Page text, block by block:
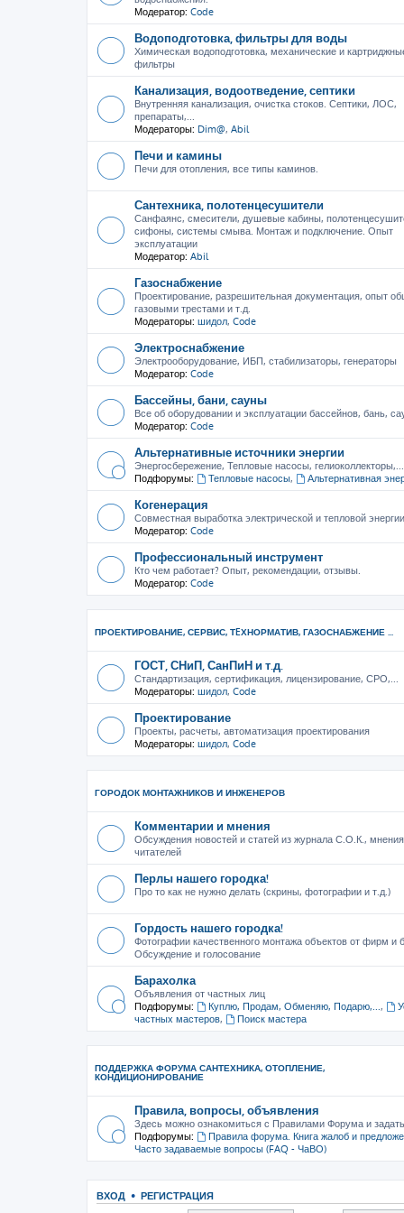
Модератор: Code
Водоподготовка, фильтры для воды
Химическая водоподготовка, механические и
фильтры
Канализация, водоотведение, септики
Внутренняя канализация, очистка стоков. Септики, ЛОС,
препараты,...
Модераторы: Dim@, Abil
Печи и камины
Печи для отопления, все типы каминов.
Сантехника, полотенцесушители
Санфаянс, смесители, душевые кабины,
сифоны, системы смыва. Монтаж и подключение. Опыт
эксплуатации
Модератор: Abil
Газоснабжение
Проектирование, разрешительная документация, опыт
газовыми трестами и т.д.
Модераторы: шидол, Code
Электроснабжение
Электрооборудование, ИБП, стабилизаторы, генераторы
Модератор: Code
Бассейны, бани, сауны
Все об оборудовании и эксплуатации бассейнов, бань,
Модератор: Code
Альтернативные источники энергии
Энергосбережение, Тепловые насосы, гелиоколлекторы,...
Подфорумы:
Тепловые насосы, Альтернативная
Когенерация
Совместная выработка электрической и тепловой энергии
Модератор: Code
Профессиональный инструмент
Кто чем работает? Опыт, рекомендации, отзывы.
Модератор: Code
ПРОЕКТИРОВАНИЕ, СЕРВИС, ТEХНОРМАТИВ, ГАЗОСНАБЖЕНИЕ ...
ГОСТ, СНиП, СанПиН и т.д.
Стандартизация, сертификация, лицензирование, СРО,...
Модераторы: шидол, Code
Проектирование
Проекты, расчеты, автоматизация проектирования
Модераторы: шидол, Code
ГОРОДОК МОНТАЖНИКОВ И ИНЖЕНЕРОВ
Комментарии и мнения
Обсуждения новостей и статей из журнала С.О.К., мнения
читателей
Перлы нашего городка!
Про то как не нужно делать (скрины, фотографии и т.д.)
Гордость нашего городка!
Фотографии качественного монтажа объектов от фирм и
Обсуждение и голосование
Барахолка
Объявления от частных лиц
Подфорумы:
Куплю, Продам, Обменяю, Подарю,...,
частных мастеров, Поиск мастера
ПОДДЕРЖКА ФОРУМА САНТЕХНИКА, ОТОПЛЕНИЕ,
КОНДИЦИОНИРОВАНИЕ
Правила, вопросы, объявления
Здесь можно ознакомиться с Правилами Форума и
Подфорумы:
Правила форума. Книга жалоб и
Часто задаваемые вопросы (FAQ - ЧаВО)
ВХОД • РЕГИСТРАЦИЯ